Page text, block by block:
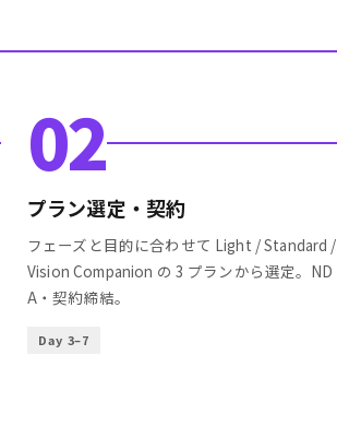
02
プラン選定・契約
フェーズと目的に合わせて Light / Standard /
Vision Companion の 3 プランから選定。ND
A・契約締結。
Day 3–7